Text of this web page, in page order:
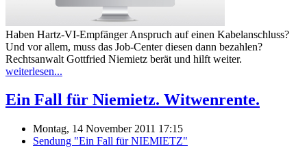
Haben Hartz-VI-Empfänger Anspruch auf einen Kabelanschluss?
Und vor allem, muss das Job-Center diesen dann bezahlen?
Rechtsanwalt Gottfried Niemietz berät und hilft weiter.
weiterlesen...
Ein Fall für Niemietz. Witwenrente.
Montag, 14 November 2011 17:15
Sendung "Ein Fall für NIEMIETZ"